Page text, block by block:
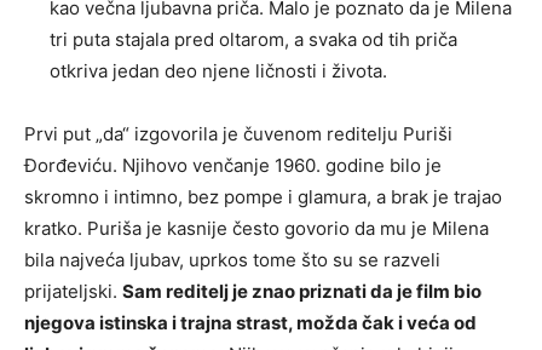
kao večna ljubavna priča. Malo je poznato da je Milena
tri puta stajala pred oltarom, a svaka od tih priča
otkriva jedan deo njene ličnosti i života.
Prvi put „da“ izgovorila je čuvenom reditelju Puriši
Đorđeviću. Njihovo venčanje 1960. godine bilo je
skromno i intimno, bez pompe i glamura, a brak je trajao
kratko. Puriša je kasnije često govorio da mu je Milena
bila najveća ljubav, uprkos tome što su se razveli
prijateljski. Sam reditelj je znao priznati da je film bio
njegova istinska i trajna strast, možda čak i veća od